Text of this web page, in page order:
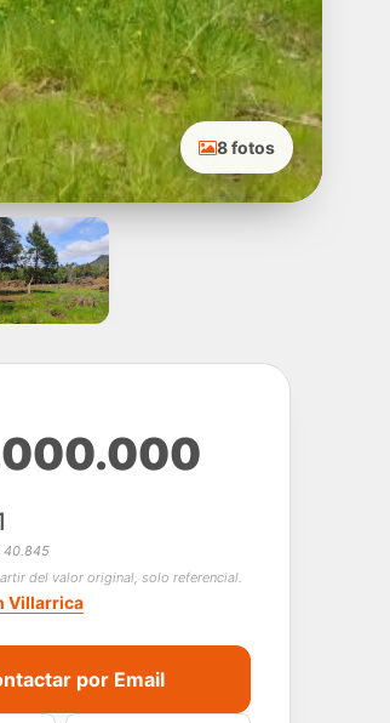
8 fotos
40.845
del valor original, solo referencial.
Villarrica
por Email